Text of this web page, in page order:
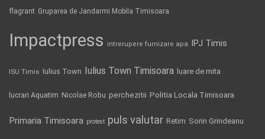
flagrant Gruparea de Jandarmi Mobila Timisoara
Impactpress intrerupere furnizare apa IPJ Timis
ISU Timis Iulius Town Iulius Town Timisoara luare de mita
lucrari Aquatim Nicolae Robu perchezitii Politia Locala Timisoara
Primaria Timisoara protest puls valutar Retim Sorin Grindeanu